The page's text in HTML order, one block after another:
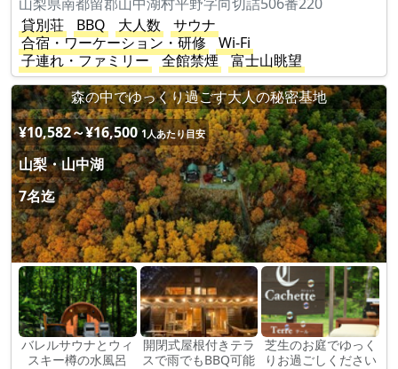
貸別荘
BBQ 大人数
サウナ
合宿・ワーケーション・研修
Wi-Fi
子連れ・ファミリー
全館禁煙
富士山眺望
森の中でゆっくり過ごす大人の秘密基地
¥10,582～¥16,500 1人あたり目安
山梨・山中湖
7名迄
バレルサウナとウィ
スキー樽の水風呂
開閉式屋根付きテラ
スで雨でもBBQ可能
芝生のお庭でゆっく
りお過ごしください